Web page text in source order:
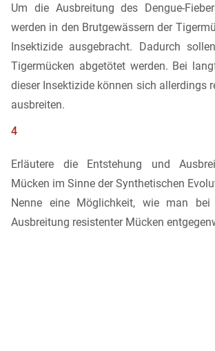
Um die Ausbreitung des Dengue-
werden in den Brutgewässern der
Insektizide ausgebracht. Dadurch
Tigermücken abgetötet werden. Bei
dieser Insektizide können sich allerdings
ausbreiten.
4
Erläutere die Entstehung und
Mücken im Sinne der Synthetischen
Nenne eine Möglichkeit, wie man bei
Ausbreitung resistenter Mücken